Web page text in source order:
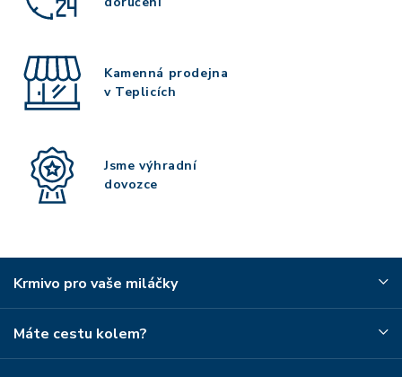
Kamenná prodejna
v Teplicích
Jsme výhradní
dovozce
Krmivo pro vaše miláčky
Máte cestu kolem?